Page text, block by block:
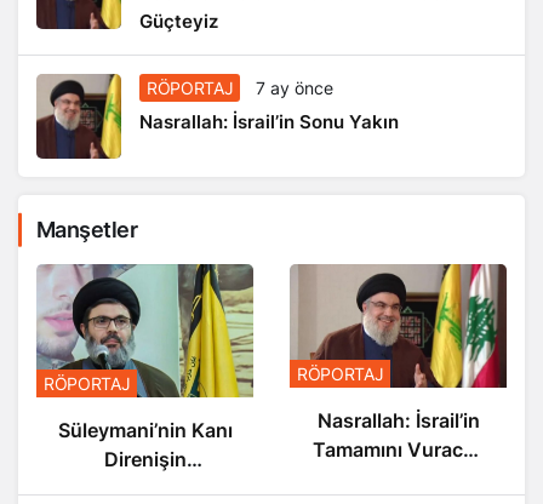
Güçteyiz
RÖPORTAJ 7 ay önce
Nasrallah: İsrail’in Sonu Yakın
Manşetler
RÖPORTAJ
Nasrallah: İsrail’in
Tamamını Vuracak
Güçteyiz
RÖPORTAJ
Nasrallah: İsrail’in
Sonu Yakın